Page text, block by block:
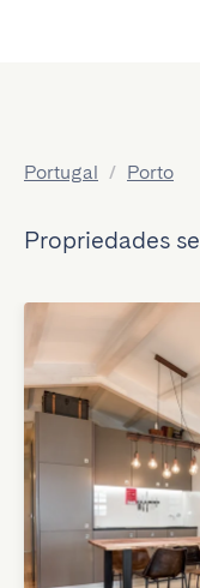
Portugal / Porto
Propriedades